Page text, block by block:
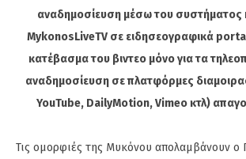
αναδημοσίευση μέσω του συστήματος
MykonosLiveTV σε ειδησεογραφικά
κατέβασμα του βιντεο μόνο για τα
αναδημοσίευση σε πλατφόρμες
YouTube, DailyMotion, Vimeo κτλ)
Τις ομορφιές της Μυκόνου απολαμβάνουν ο